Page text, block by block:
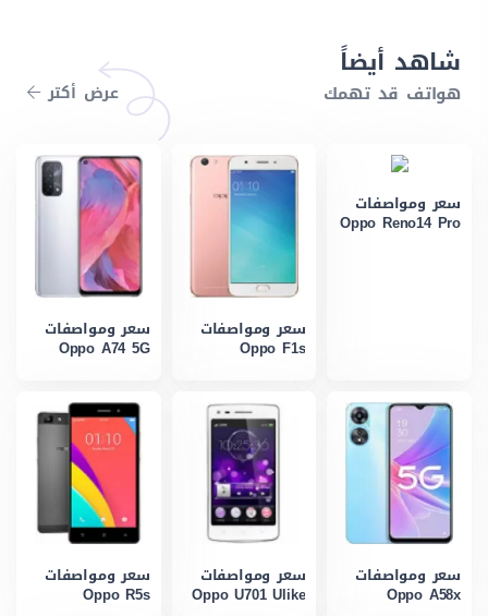
شاهد أيضاً
هواتف قد تهمك عرض أكتر
سعر ومواصفات
Oppo Reno14 Pro
سعر ومواصفات
Oppo F1s
سعر ومواصفات
Oppo A74 5G
سعر ومواصفات
Oppo A58x
سعر ومواصفات
Oppo U701 Ulike
سعر ومواصفات
Oppo R5s